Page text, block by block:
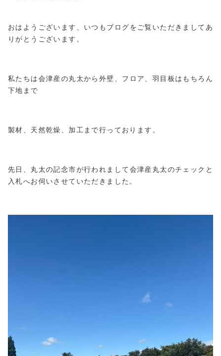
おはようございます、いつもブログをご覧いただきましてあ
りがとうございます。
私たちは会津産の丸太から外壁、フロア、羽目板はもちろん
下地まで
製材、天然乾燥、加工まで行っております。
先日、丸太の記念市が行われまして会津産丸太のチェックと
入札へお伺いさせていただきました。